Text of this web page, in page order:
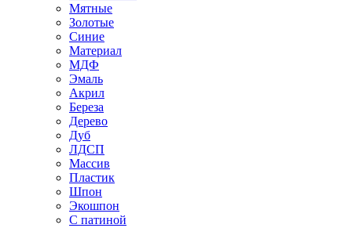
Мятные
Золотые
Синие
Материал
МДФ
Эмаль
Акрил
Береза
Дерево
Дуб
ЛДСП
Массив
Пластик
Шпон
Экошпон
С патиной